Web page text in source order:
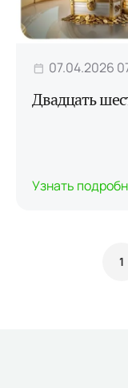
07.04.2026
Двадцать
Узнать
1